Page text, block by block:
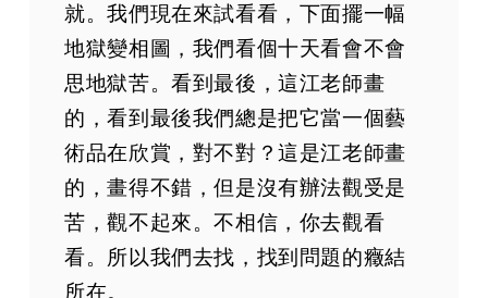
就。我們現在來試看看，下面擺一幅
地獄變相圖，我們看個十天看會不會
思地獄苦。看到最後，這江老師畫
的，看到最後我們總是把它當一個藝
術品在欣賞，對不對？這是江老師畫
的，畫得不錯，但是沒有辦法觀受是
苦，觀不起來。不相信，你去觀看
看。所以我們去找，找到問題的癥結
所在。